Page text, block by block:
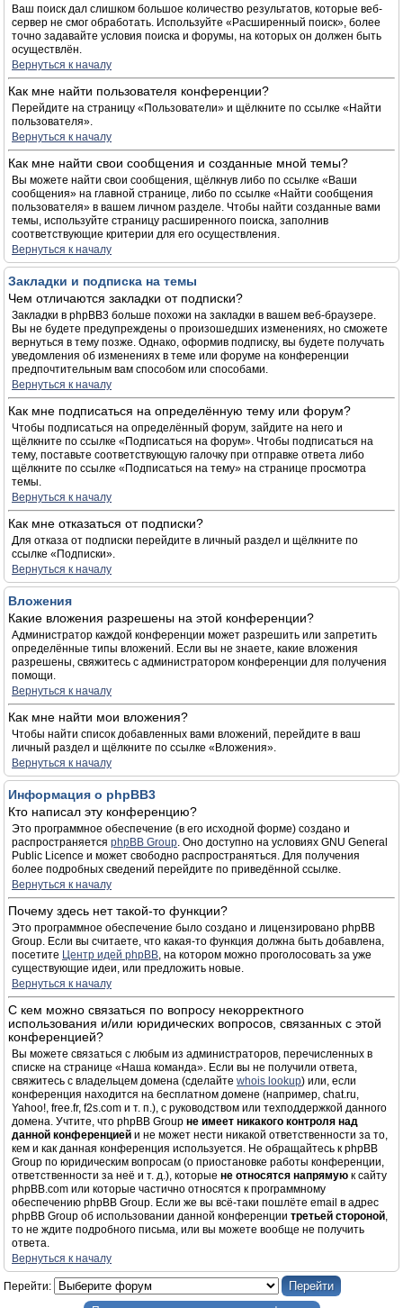
Ваш поиск дал слишком большое количество результатов, которые веб-
сервер не смог обработать. Используйте «Расширенный поиск», более
точно задавайте условия поиска и форумы, на которых он должен быть
осуществлён.
Вернуться к началу
Как мне найти пользователя конференции?
Перейдите на страницу «Пользователи» и щёлкните по ссылке «Найти
пользователя».
Вернуться к началу
Как мне найти свои сообщения и созданные мной темы?
Вы можете найти свои сообщения, щёлкнув либо по ссылке «Ваши
сообщения» на главной странице, либо по ссылке «Найти сообщения
пользователя» в вашем личном разделе. Чтобы найти созданные вами
темы, используйте страницу расширенного поиска, заполнив
соответствующие критерии для его осуществления.
Вернуться к началу
Закладки и подписка на темы
Чем отличаются закладки от подписки?
Закладки в phpBB3 больше похожи на закладки в вашем веб-браузере.
Вы не будете предупреждены о произошедших изменениях, но сможете
вернуться в тему позже. Однако, оформив подписку, вы будете получать
уведомления об изменениях в теме или форуме на конференции
предпочтительным вам способом или способами.
Вернуться к началу
Как мне подписаться на определённую тему или форум?
Чтобы подписаться на определённый форум, зайдите на него и
щёлкните по ссылке «Подписаться на форум». Чтобы подписаться на
тему, поставьте соответствующую галочку при отправке ответа либо
щёлкните по ссылке «Подписаться на тему» на странице просмотра
темы.
Вернуться к началу
Как мне отказаться от подписки?
Для отказа от подписки перейдите в личный раздел и щёлкните по
ссылке «Подписки».
Вернуться к началу
Вложения
Какие вложения разрешены на этой конференции?
Администратор каждой конференции может разрешить или запретить
определённые типы вложений. Если вы не знаете, какие вложения
разрешены, свяжитесь с администратором конференции для получения
помощи.
Вернуться к началу
Как мне найти мои вложения?
Чтобы найти список добавленных вами вложений, перейдите в ваш
личный раздел и щёлкните по ссылке «Вложения».
Вернуться к началу
Информация о phpBB3
Кто написал эту конференцию?
Это программное обеспечение (в его исходной форме) создано и
распространяется phpBB Group. Оно доступно на условиях GNU General
Public Licence и может свободно распространяться. Для получения
более подробных сведений перейдите по приведённой ссылке.
Вернуться к началу
Почему здесь нет такой-то функции?
Это программное обеспечение было создано и лицензировано phpBB
Group. Если вы считаете, что какая-то функция должна быть добавлена,
посетите Центр идей phpBB, на котором можно проголосовать за уже
существующие идеи, или предложить новые.
Вернуться к началу
С кем можно связаться по вопросу некорректного
использования и/или юридических вопросов, связанных с этой
конференцией?
Вы можете связаться с любым из администраторов, перечисленных в
списке на странице «Наша команда». Если вы не получили ответа,
свяжитесь с владельцем домена (сделайте whois lookup) или, если
конференция находится на бесплатном домене (например, chat.ru,
Yahoo!, free.fr, f2s.com и т. п.), с руководством или техподдержкой данного
домена. Учтите, что phpBB Group не имеет никакого контроля над
данной конференцией и не может нести никакой ответственности за то,
кем и как данная конференция используется. Не обращайтесь к phpBB
Group по юридическим вопросам (о приостановке работы конференции,
ответственности за неё и т. д.), которые не относятся напрямую к сайту
phpBB.com или которые частично относятся к программному
обеспечению phpBB Group. Если же вы всё-таки пошлёте email в адрес
phpBB Group об использовании данной конференции третьей стороной,
то не ждите подробного письма, или вы можете вообще не получить
ответа.
Вернуться к началу
Перейти: